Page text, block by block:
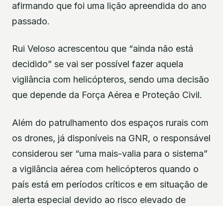
afirmando que foi uma lição apreendida do ano
passado.
Rui Veloso acrescentou que “ainda não está
decidido” se vai ser possível fazer aquela
vigilância com helicópteros, sendo uma decisão
que depende da Força Aérea e Proteção Civil.
Além do patrulhamento dos espaços rurais com
os drones, já disponíveis na GNR, o responsável
considerou ser “uma mais-valia para o sistema”
a vigilância aérea com helicópteros quando o
país está em períodos críticos e em situação de
alerta especial devido ao risco elevado de